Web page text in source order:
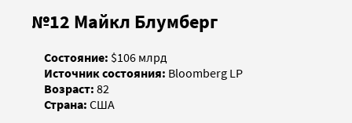
№12 Майкл Блумберг
Состояние: $106 млрд
Источник состояния: Bloomberg LP
Возраст: 82
Страна: США